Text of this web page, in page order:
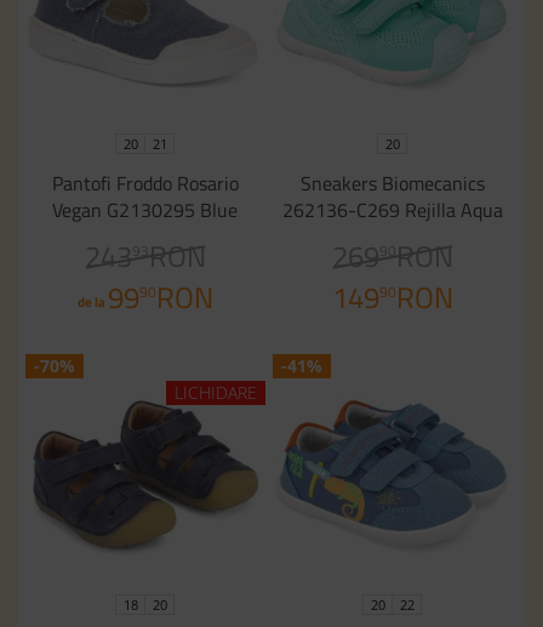
20 21
Pantofi Froddo Rosario
Vegan G2130295 Blue
243 93RON
de la 9990RON
20
Sneakers Biomecanics
262136-C269 Rejilla Aqua
269 90RON
14990RON
-70%
LICHIDARE
18 20
-41%
20 22